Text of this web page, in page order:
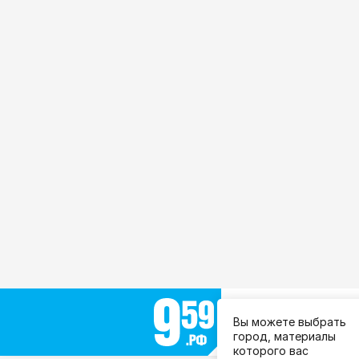
Все города
Вы можете выбрать
город, материалы
которого вас